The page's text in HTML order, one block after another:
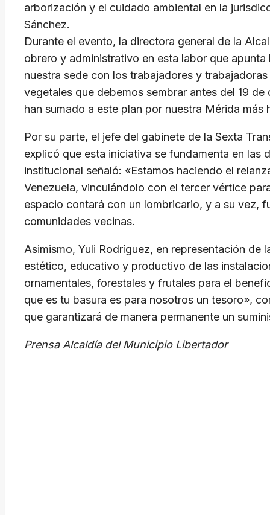
arborización y el cuidado ambiental en la
Sánchez.
Durante el evento, la directora general de la
obrero y administrativo en esta labor que
nuestra sede con los trabajadores y
vegetales que debemos sembrar antes del 19
han sumado a este plan por nuestra Mérida más
Por su parte, el jefe del gabinete de la Sexta
explicó que esta iniciativa se fundamenta en las
institucional señaló: «Estamos haciendo el
Venezuela, vinculándolo con el tercer vértice
espacio contará con un lombricario, y a su vez,
comunidades vecinas.
Asimismo, Yuli Rodríguez, en representación
estético, educativo y productivo de las
ornamentales, forestales y frutales para el
que es tu basura es para nosotros un tesoro»,
que garantizará de manera permanente un
Prensa Alcaldía del Municipio Libertador